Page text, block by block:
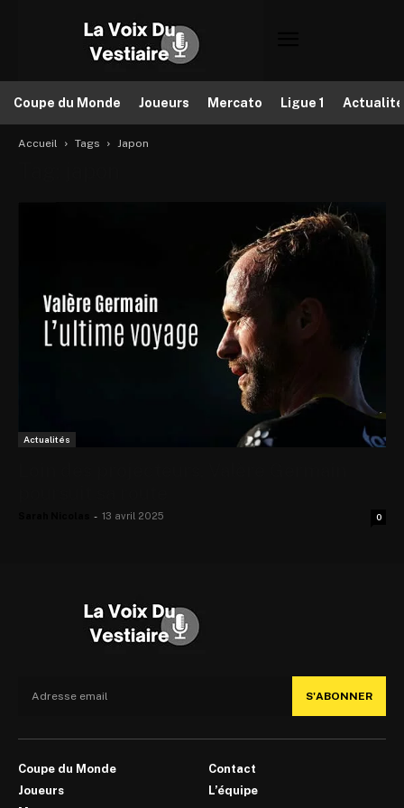
Coupe du Monde Joueurs Mercato Ligue 1
Accueil Tags Japon
Actualités
- 13 avril 2025 0
S'ABONNER
Coupe du Monde
Joueurs
Contact
L’équipe